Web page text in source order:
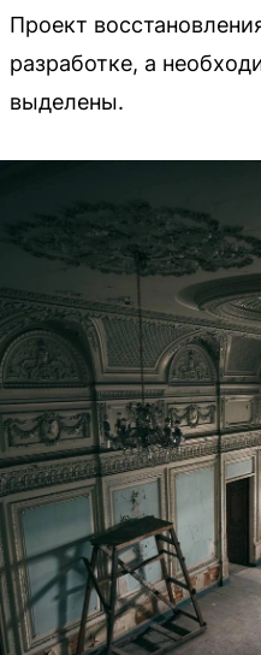
Проект
разработке, а
выделены.